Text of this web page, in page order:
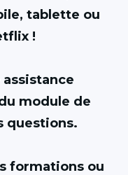
tablette ou
!
module de
questions.
formations ou